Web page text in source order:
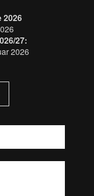
2026
27:
2026